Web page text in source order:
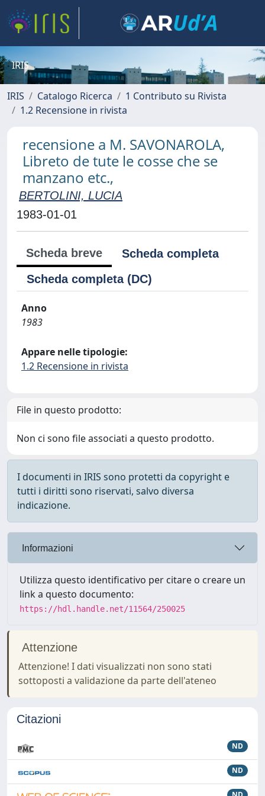
IRIS
IRIS Catalogo Ricerca
1 Contributo su Rivista
1.2 Recensione in rivista
recensione a M. SAVONAROLA,
Libreto de tute le cosse che se
manzano etc.,
BERTOLINI, LUCIA
1983-01-01
Scheda breve
Scheda completa
Scheda completa (DC)
Anno
1983
Appare nelle tipologie:
1.2 Recensione in rivista
File in questo prodotto:
Non ci sono file associati a questo prodotto.
I documenti in IRIS sono protetti da copyright e
tutti i diritti sono riservati, salvo diversa
indicazione.
Informazioni
Utilizza questo identificativo per citare o creare un
link a questo documento:
https://hdl.handle.net/11564/250025
Attenzione
Attenzione! I dati visualizzati non sono stati
sottoposti a validazione da parte dell'ateneo
Citazioni
ND
ND